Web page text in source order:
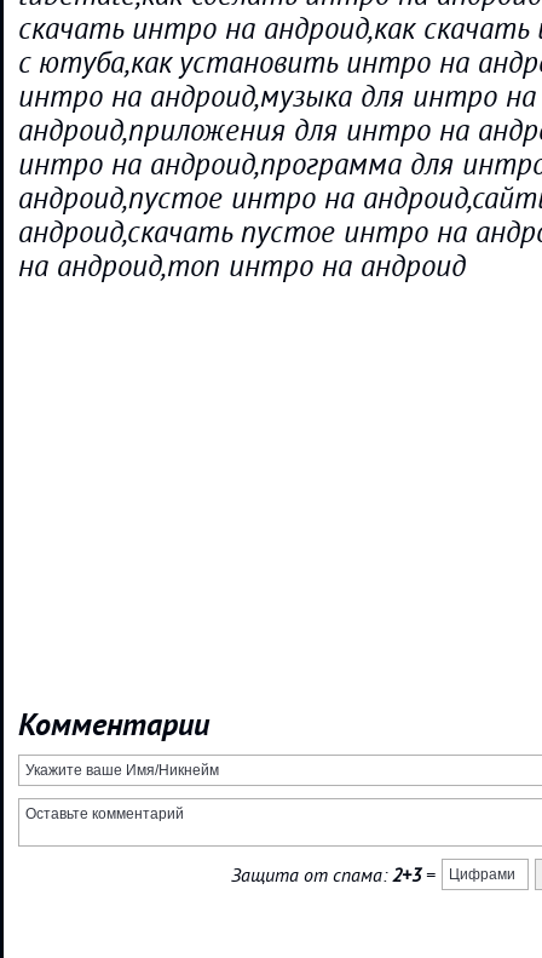
скачать интро на андроид,как
с ютуба,как установить интро на
интро на андроид,музыка для интро на
андроид,приложения для интро на
интро на андроид,программа для
андроид,пустое интро на
андроид,скачать пустое интро на
на андроид,топ интро на андроид
Комментарии
Защита от спама:2+3=